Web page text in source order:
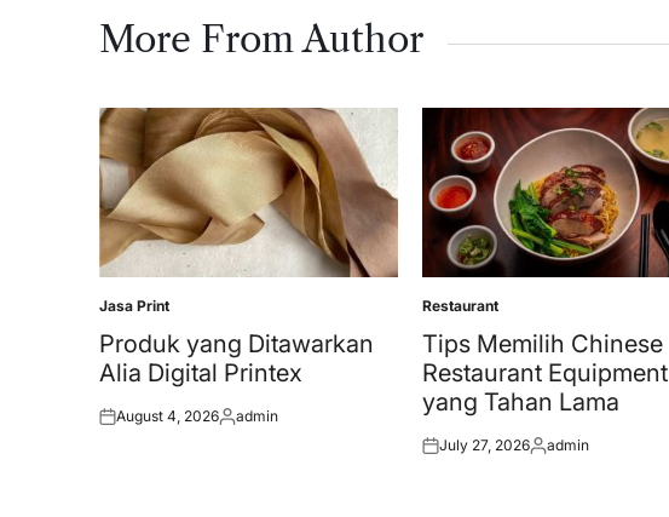
More From Author
Posted
in
Jasa Print
Produk yang Ditawarkan
Alia Digital Printex
Posted
August 4, 2026Posted
admin
Posted
in
Restaurant
Tips Memilih Chinese
Restaurant Equipment
yang Tahan Lama
Posted
July 27, 2026Posted
admin